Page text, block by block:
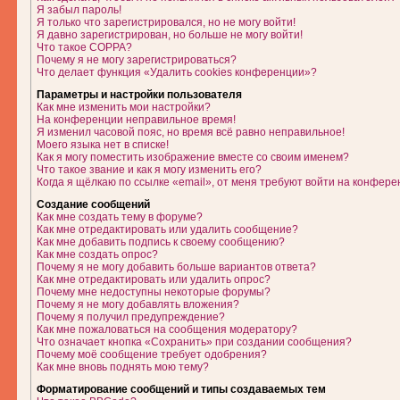
Я забыл пароль!
Я только что зарегистрировался, но не могу войти!
Я давно зарегистрирован, но больше не могу войти!
Что такое COPPA?
Почему я не могу зарегистрироваться?
Что делает функция «Удалить cookies конференции»?
Параметры и настройки пользователя
Как мне изменить мои настройки?
На конференции неправильное время!
Я изменил часовой пояс, но время всё равно неправильное!
Моего языка нет в списке!
Как я могу поместить изображение вместе со своим именем?
Что такое звание и как я могу изменить его?
Когда я щёлкаю по ссылке «email», от меня требуют войти на
Создание сообщений
Как мне создать тему в форуме?
Как мне отредактировать или удалить сообщение?
Как мне добавить подпись к своему сообщению?
Как мне создать опрос?
Почему я не могу добавить больше вариантов ответа?
Как мне отредактировать или удалить опрос?
Почему мне недоступны некоторые форумы?
Почему я не могу добавлять вложения?
Почему я получил предупреждение?
Как мне пожаловаться на сообщения модератору?
Что означает кнопка «Сохранить» при создании сообщения?
Почему моё сообщение требует одобрения?
Как мне вновь поднять мою тему?
Форматирование сообщений и типы создаваемых тем